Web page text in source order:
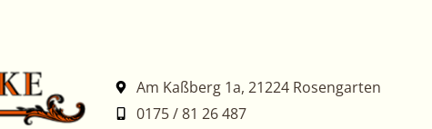
Am Kaßberg 1a, 21224 Rosengarten
0175 / 81 26 487